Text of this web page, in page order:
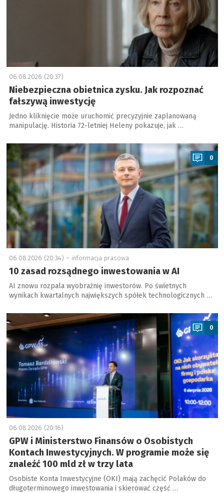
06.08.2026 (20:37)
Niebezpieczna obietnica zysku. Jak rozpoznać
fałszywą inwestycję
Jedno kliknięcie może uruchomić precyzyjnie zaplanowaną
manipulację. Historia 72-letniej Heleny pokazuje, jak …
a
0
06.08.2026 (20:34) – informacja prasowa
10 zasad rozsądnego inwestowania w AI
AI znowu rozpala wyobraźnię inwestorów. Po świetnych
wynikach kwartalnych największych spółek technologicznych …
a
0
06.08.2026 (20:16)
GPW i Ministerstwo Finansów o Osobistych
Kontach Inwestycyjnych. W programie może się
znaleźć 100 mld zł w trzy lata
Osobiste Konta Inwestycyjne (OKI) mają zachęcić Polaków do
długoterminowego inwestowania i skierować część …